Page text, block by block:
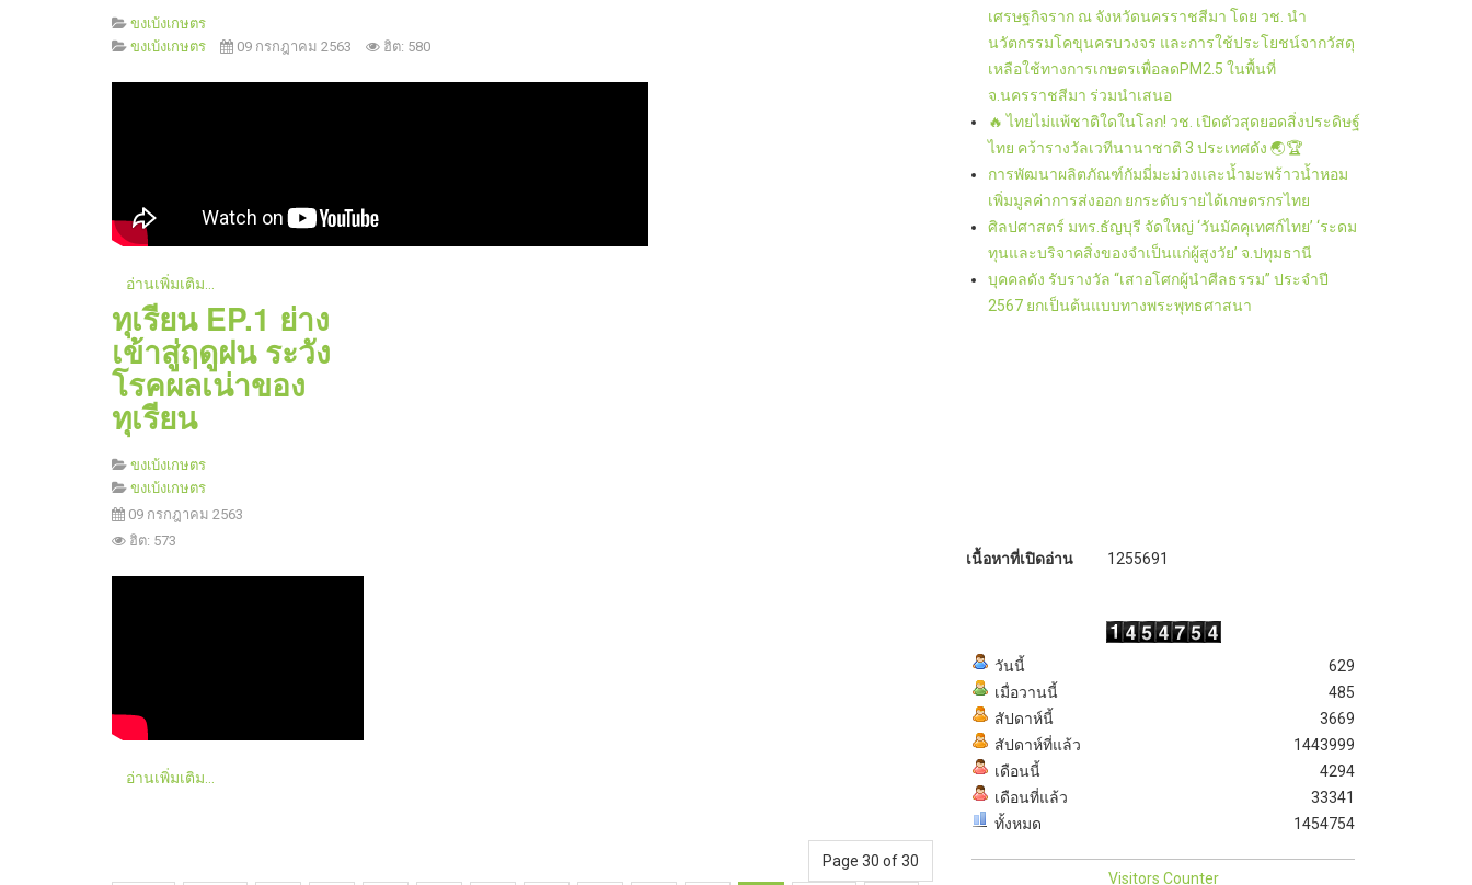
ขงเบ้งเกษตร
ขงเบ้งเกษตร
09 กรกฎาคม 2563 ฮิต: 580
อ่านเพิ่มเติม...
ทุเรียน EP.1 ย่าง
เข้าสู่ฤดูฝน ระวัง
โรคผลเน่าของ
ทุเรียน
ขงเบ้งเกษตร
ขงเบ้งเกษตร
09 กรกฎาคม 2563
ฮิต: 573
อ่านเพิ่มเติม...
Page 30 of 30
เศรษฐกิจราก ณ จังหวัดนครราชสีมา โดย วช. นำ
นวัตกรรมโคขุนครบวงจร และการใช้ประโยชน์จากวัสดุ
เหลือใช้ทางการเกษตรเพื่อลดPM2.5 ในพื้นที่
จ.นครราชสีมา ร่วมนำเสนอ
🔥 ไทยไม่แพ้ชาติใดในโลก! วช. เปิดตัวสุดยอดสิ่งประดิษฐ์
ไทย คว้ารางวัลเวทีนานาชาติ 3 ประเทศดัง 🌏🏆
การพัฒนาผลิตภัณฑ์กัมมี่มะม่วงและน้ำมะพร้าวน้ำหอม
เพิ่มมูลค่าการส่งออก ยกระดับรายได้เกษตรกรไทย
ศิลปศาสตร์ มทร.ธัญบุรี จัดใหญ่ ‘วันมัคคุเทศก์ไทย’ ‘ระดม
ทุนและบริจาคสิ่งของจำเป็นแก่ผู้สูงวัย’ จ.ปทุมธานี
บุคคลดัง รับรางวัล “เสาอโศกผู้นำศีลธรรม” ประจำปี
2567 ยกเป็นต้นแบบทางพระพุทธศาสนา
เนื้อหาที่เปิดอ่าน 1255691
วันนี้
เมื่อวานนี้
สัปดาห์นี้
สัปดาห์ที่แล้ว
เดือนนี้
เดือนที่แล้ว
ทั้งหมด
629
485
3669
1443999
4294
33341
1454754
Visitors Counter